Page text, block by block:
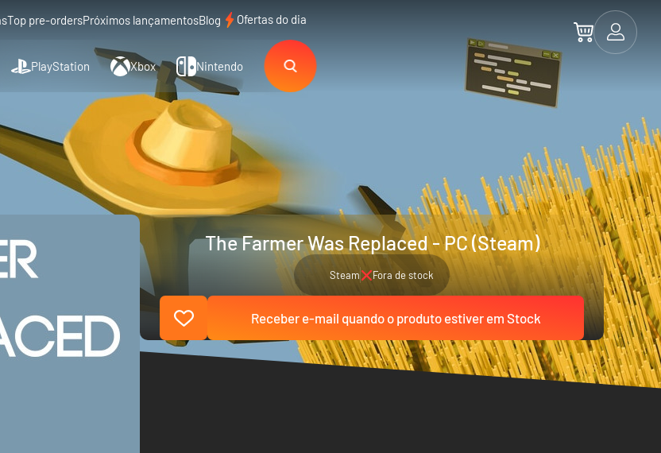
Top pre-ordersPróximos lançamentosBlog Ofertas do dia
PlayStation Xbox Nintendo
The Farmer Was Replaced - PC (Steam)
Steam Fora de stock
Receber e-mail quando o produto estiver em Stock